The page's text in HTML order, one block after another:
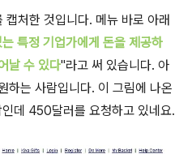
처한 것입니다. 메뉴 바로 아래
특정 기업가에게 돈을 제공하
날 수 있다"라고 써 있습니다. 아
하는 사람입니다. 이 그림에 나온
데 450달러를 요청하고 있네요.